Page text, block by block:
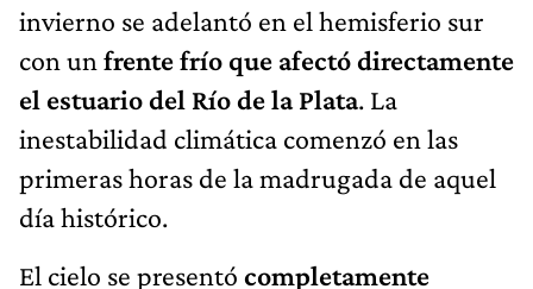
invierno se adelantó en el hemisferio sur
con un frente frío que afectó directamente
el estuario del Río de la Plata. La
inestabilidad climática comenzó en las
primeras horas de la madrugada de aquel
día histórico.
El cielo se presentó completamente